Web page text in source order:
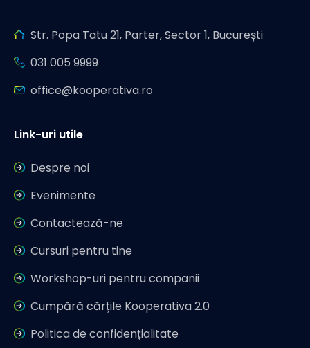
Link-uri utile
Despre noi
Evenimente
Contactează-ne
Cursuri pentru tine
Workshop-uri pentru companii
Cumpără cărțile Kooperativa 2.0
Politica de confidențialitate
Str. Popa Tatu 21, Parter, Sector 1, București
031 005 9999
office@kooperativa.ro